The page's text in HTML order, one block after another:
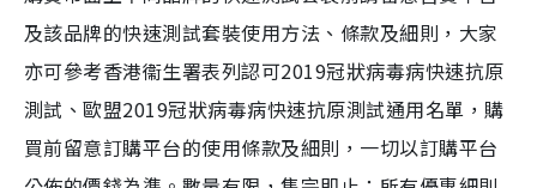
及該品牌的快速測試套裝使用方法、條款及細則，大家
亦可參考香港衞生署表列認可2019冠狀病毒病快速抗原
測試、歐盟2019冠狀病毒病快速抗原測試通用名單，購
買前留意訂購平台的使用條款及細則，一切以訂購平台